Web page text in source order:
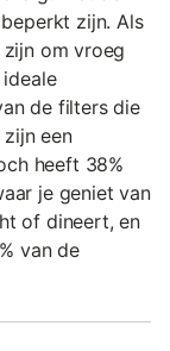
zijn. Als
om vroeg
de filters die
een
heeft 38%
je geniet van
of dineert, en
van de